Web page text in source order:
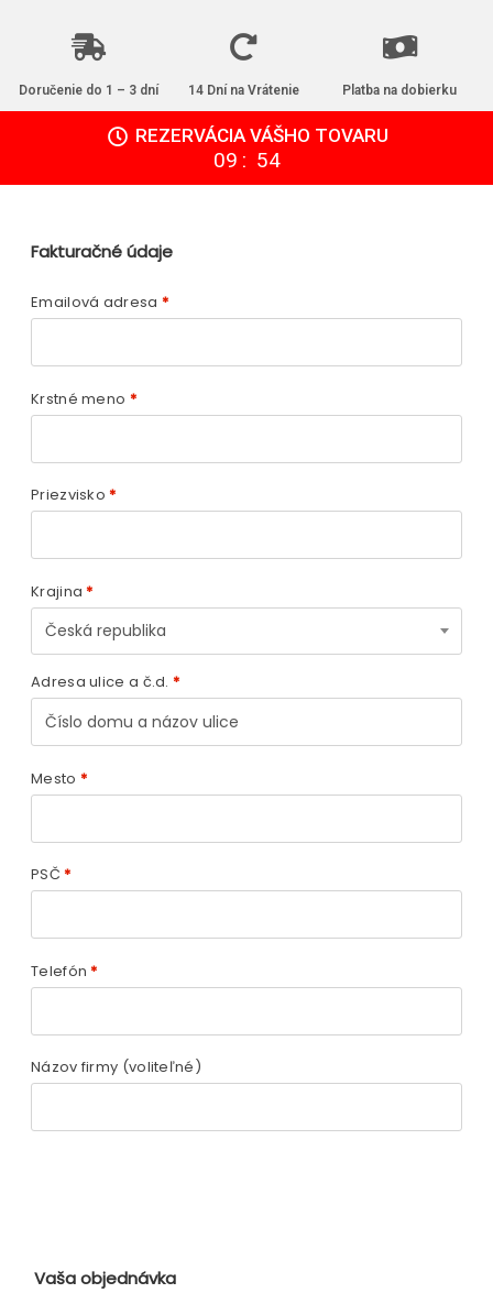
Doručenie do 1 – 3 dní 14 Dní na Vrátenie Platba na dobierku
REZERVÁCIA VÁŠHO TOVARU
09 : 54
Fakturačné údaje
Emailová adresa *
Krstné meno *
Priezvisko*
Krajina*
Česká republika
Adresa ulice a č.d. *
Mesto *
PSČ*
Telefón*
Názov firmy (voliteľné)
Vaša objednávka